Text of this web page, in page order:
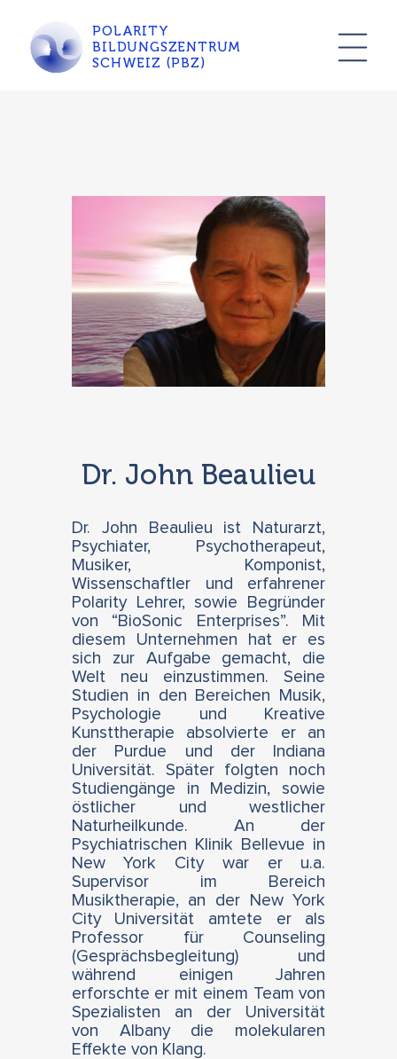
POLARITY
BILDUNGSZENTRUM
SCHWEIZ (PBZ)
Dr. John Beaulieu
Dr. John Beaulieu ist Naturarzt,
Psychiater, Psychotherapeut,
Musiker, Komponist,
Wissenschaftler und erfahrener
Polarity Lehrer, sowie Begründer
von “BioSonic Enterprises”. Mit
diesem Unternehmen hat er es
sich zur Aufgabe gemacht, die
Welt neu einzustimmen. Seine
Studien in den Bereichen Musik,
Psychologie und Kreative
Kunsttherapie absolvierte er an
der Purdue und der Indiana
Universität. Später folgten noch
Studiengänge in Medizin, sowie
östlicher und westlicher
Naturheilkunde. An der
Psychiatrischen Klinik Bellevue in
New York City war er u.a.
Supervisor im Bereich
Musiktherapie, an der New York
City Universität amtete er als
Professor für Counseling
(Gesprächsbegleitung) und
während einigen Jahren
erforschte er mit einem Team von
Spezialisten an der Universität
von Albany die molekularen
Effekte von Klang.